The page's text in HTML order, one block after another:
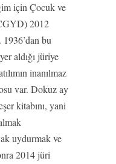
için Çocuk ve
2012
1936’dan bu
aldığı jüriye
inanılmaz
var. Dokuz ay
kitabını, yani
uydurmak ve
2014 jüri